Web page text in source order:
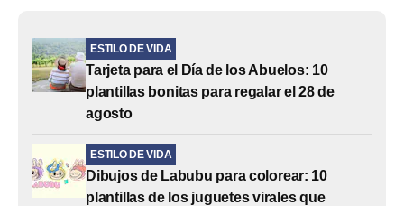
ESTILO DE VIDA
Tarjeta para el Día de los Abuelos: 10
plantillas bonitas para regalar el 28 de
agosto
ESTILO DE VIDA
Dibujos de Labubu para colorear: 10
plantillas de los juguetes virales que